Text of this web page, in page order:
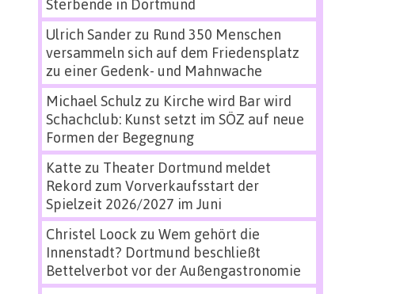
Sterbende in Dortmund
Ulrich Sanderzu Rund 350 Menschen
versammeln sich auf dem Friedensplatz
zu einer Gedenk- und Mahnwache
Michael Schulz zu Kirche wird Bar wird
Schachclub: Kunst setzt im SÖZ auf neue
Formen der Begegnung
Katte zu Theater Dortmund meldet
Rekord zum Vorverkaufsstart der
Spielzeit 2026/2027 im Juni
Christel Loock zu Wem gehört die
Innenstadt? Dortmund beschließt
Bettelverbot vor der Außengastronomie